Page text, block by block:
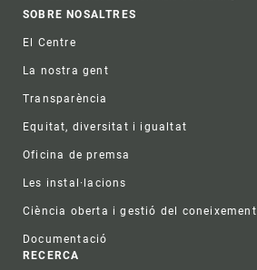
Footer
SOBRE NOSALTRES
El Centre
La nostra gent
Transparència
Equitat, diversitat i igualtat
Oficina de premsa
Les instal·lacions
Ciència oberta i gestió del coneixement
Documentació
RECERCA